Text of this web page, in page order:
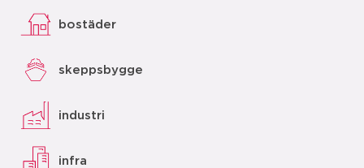
bostäder
skeppsbygge
industri
infra